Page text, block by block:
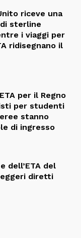
riceve una
sterline
i viaggi per
ridisegnano il
per il Regno
per studenti
stanno
di ingresso
dell’ETA del
diretti